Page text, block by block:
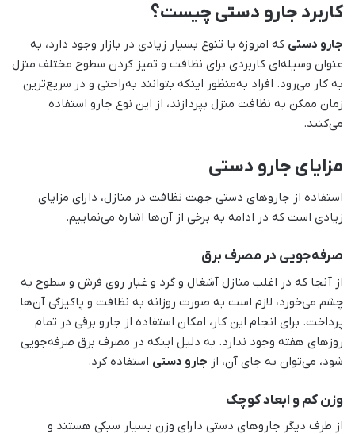
کاربرد جارو دستی چیست؟
جارو دستی که امروزه با تنوع بسیار زیادی در بازار وجود دارد، به
عنوان وسیله‌ای کاربردی برای نظافت و تمیز کردن سطوح مختلف منزل
به کار می‌رود. افراد به‌منظور اینکه بتوانند به‌راحتی و در سریع‌ترین
زمان ممکن به نظافت منزل بپردازند، از این نوع جارو استفاده
می‌کنند.
مزایای جارو دستی
استفاده از جاروهای دستی جهت نظافت در منازل، دارای مزایای
زیادی است که در ادامه به برخی از آن‌ها اشاره می‌نماییم.
صرفه‌جویی در مصرف برق
از آنجا که در اغلب منازل آشغال و گرد و غبار روی فرش و سطوح به
چشم می‌خورد، لازم است به صورت روزانه به نظافت و پاکیزگی آن‌ها
پرداخت. برای انجام این کار، امکان استفاده از جارو برقی در تمام
روزهای هفته وجود ندارد. به دلیل اینکه در مصرف برق صرفه‌جویی
شود، می‌توان به جای آن، از جارو دستی استفاده کرد.
وزن کم و ابعاد کوچک
از طرف دیگر جاروهای دستی دارای وزن بسیار سبکی هستند و